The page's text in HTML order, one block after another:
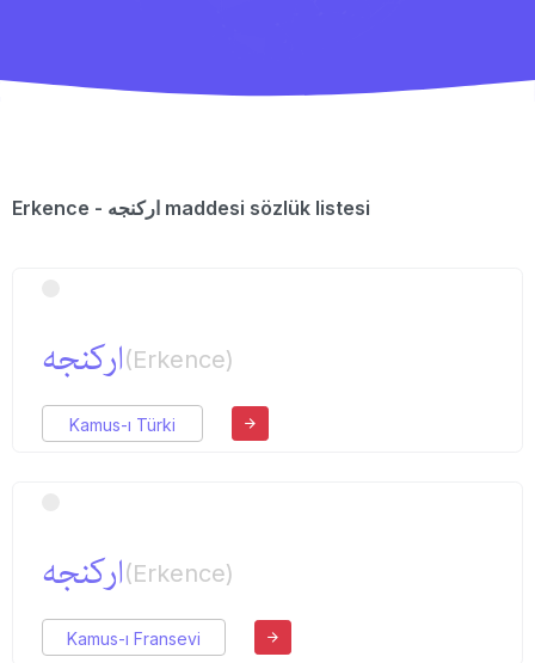
Erkence - اركنجه maddesi sözlük listesi
اركنجه(Erkence)
Kamus-ı Türki
اركنجه(Erkence)
Kamus-ı Fransevi